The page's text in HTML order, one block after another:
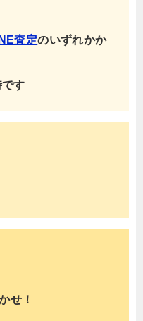
査定のいずれかか
す
せ！